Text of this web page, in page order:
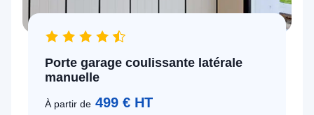
Porte garage coulissante latérale
manuelle
À partir de 499 € HT